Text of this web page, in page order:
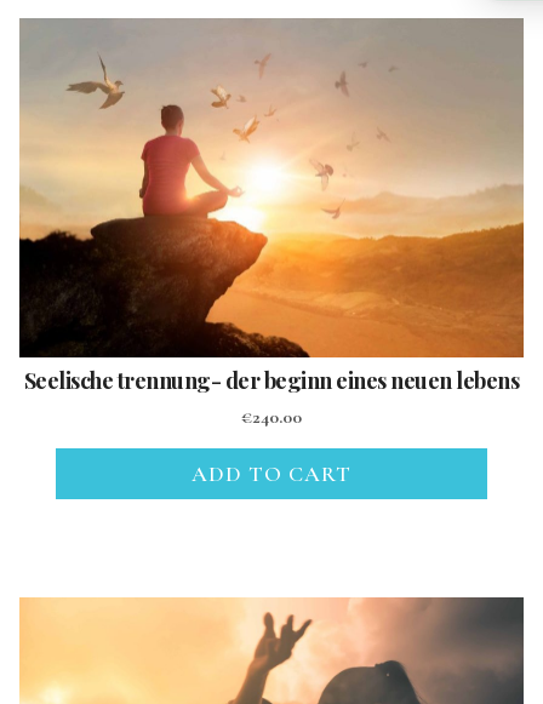
Seelische trennung- der beginn eines neuen lebens
€240.00
ADD TO CART